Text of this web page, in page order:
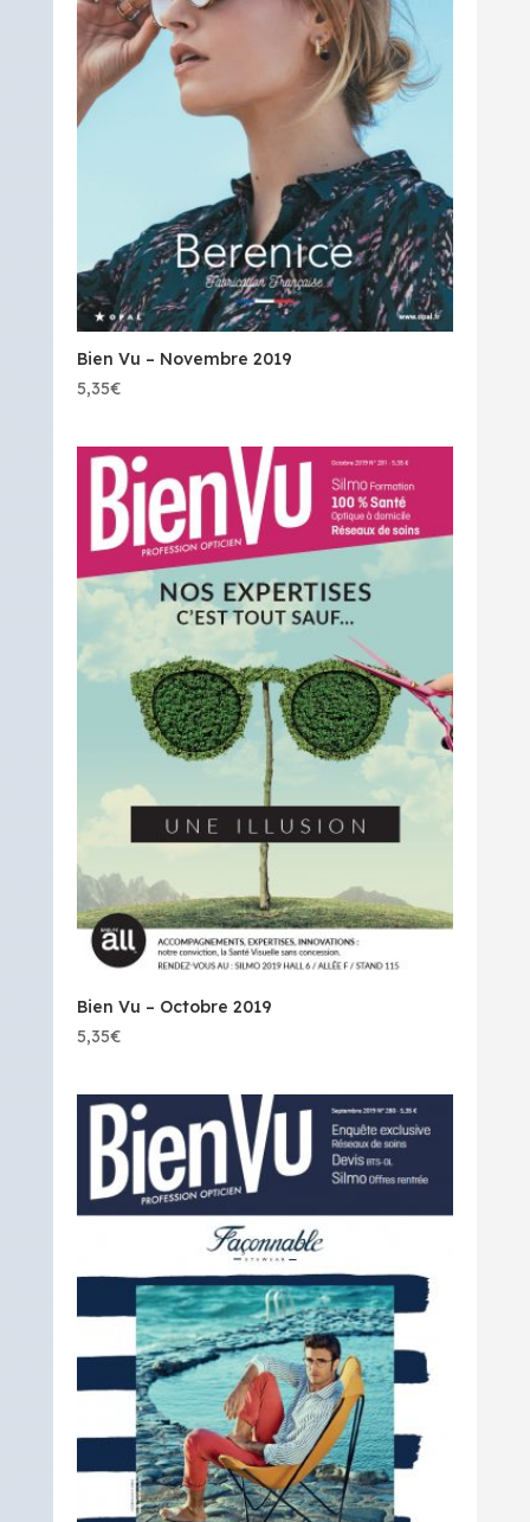
Bien Vu – Novembre 2019
5,35€
Bien Vu – Octobre 2019
5,35€